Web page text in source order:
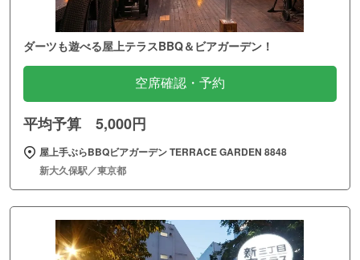
ダーツも遊べる屋上テラスBBQ＆ビアガーデン！
空席確認・予約
平均予算 5,000円
屋上手ぶらBBQビアガーデン TERRACE GARDEN 8848
新大久保駅／東京都